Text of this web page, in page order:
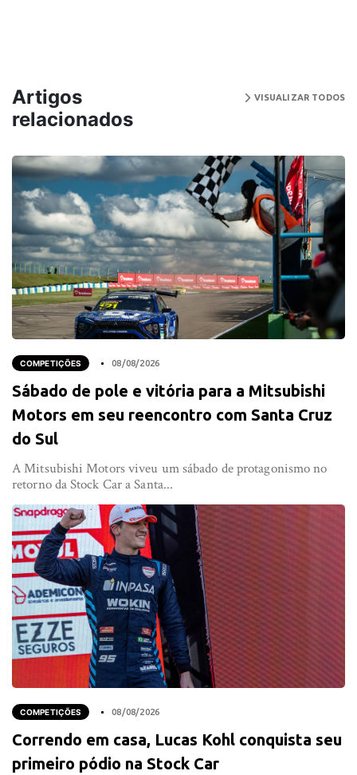
Artigos
relacionados
VISUALIZAR TODOS
COMPETIÇÕES 08/08/2026
Sábado de pole e vitória para a Mitsubishi
Motors em seu reencontro com Santa Cruz
do Sul
A Mitsubishi Motors viveu um sábado de protagonismo no
retorno da Stock Car a Santa...
COMPETIÇÕES 08/08/2026
Correndo em casa, Lucas Kohl conquista seu
primeiro pódio na Stock Car